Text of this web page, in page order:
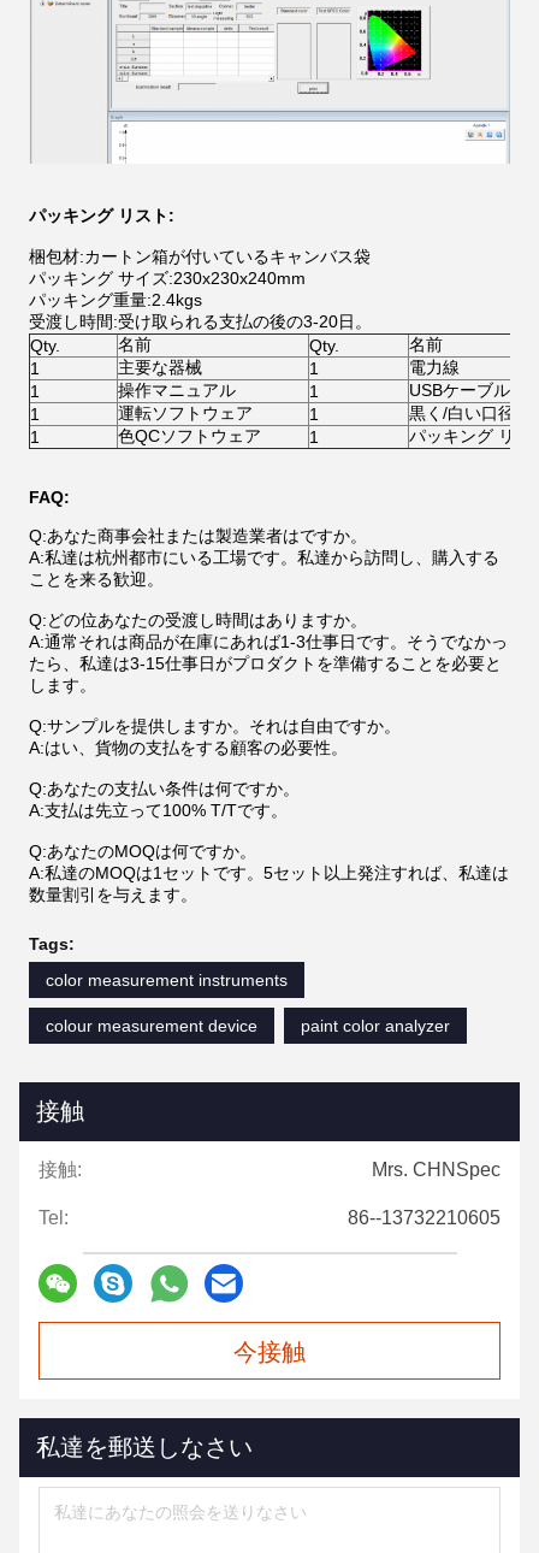
パッキング リスト:
梱包材:カートン箱が付いているキャンバス袋
パッキング サイズ:230x230x240mm
パッキング重量:2.4kgs
受渡し時間:受け取られる支払の後の3-20日。
Qty.
名前 Qty.
名前
1
主要な器械 1
電力線
1
操作マニュアル 1
USBケーブル
1
運転ソフトウェア 1
黒く/白い口径測
1
色QCソフトウェア 1 パッキング リス
FAQ:
Q:あなた商事会社または製造業者はですか。
A:私達は杭州都市にいる工場です。私達から訪問し、購入する
ことを来る歓迎。
Q:どの位あなたの受渡し時間はありますか。
A:通常それは商品が在庫にあれば1-3仕事日です。そうでなかっ
たら、私達は3-15仕事日がプロダクトを準備することを必要と
します。
Q:サンプルを提供しますか。それは自由ですか。
A:はい、貨物の支払をする顧客の必要性。
Q:あなたの支払い条件は何ですか。
A:支払は先立って100% T/Tです。
Q:あなたのMOQは何ですか。
A:私達のMOQは1セットです。5セット以上発注すれば、私達は
数量割引を与えます。
Tags:
color measurement instruments
colour measurement device paint color analyzer
接触
接触: Mrs. CHNSpec
Tel: 86--13732210605
今接触
私達を郵送しなさい